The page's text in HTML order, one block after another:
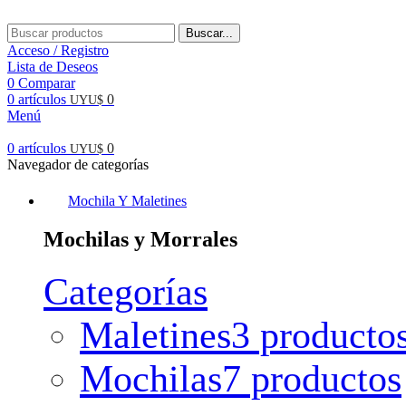
Buscar...
Acceso / Registro
Lista de Deseos
0 Comparar
0 artículos UYU$ 0
Menú
0 artículos UYU$ 0
Navegador de categorías
Mochila Y Maletines
Mochilas y Morrales
Categorías
Maletines3
Mochilas7 productos